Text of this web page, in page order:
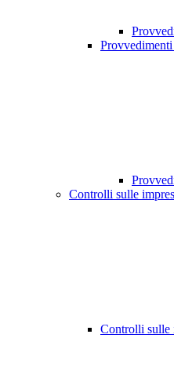
Controlli sulle
Controlli sulle